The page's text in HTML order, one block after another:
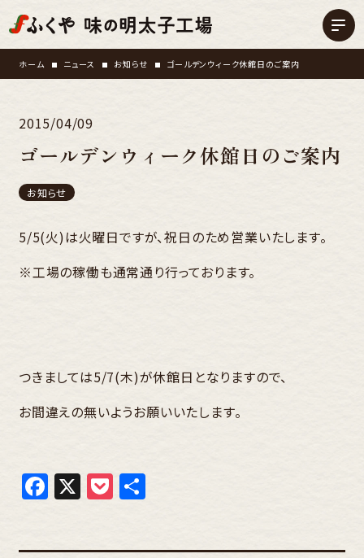
ホーム ニュース お知らせ ゴールデンウィーク休館日のご案内
2015/04/09
ゴールデンウィーク休館日のご案内
お知らせ
5/5(火)は火曜日ですが、祝日のため営業いたします。
※工場の稼働も通常通り行っております。
つきましては5/7(木)が休館日となりますので、
お間違えの無いようお願いいたします。
Facebook
X Pocket
共